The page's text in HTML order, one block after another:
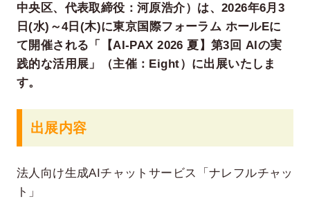
在宅率
66 %
2026年7月時点
社員数
1,290
2026年6月時点
中央区、代表取締役：河原浩介）は、2026年6月3
日(水)～4日(木)に東京国際フォーラム ホールEに
て開催される「【AI-PAX 2026 夏】第3回 AIの実
践的な活用展」（主催：Eight）に出展いたしま
す。
出展内容
法人向け生成AIチャットサービス「ナレフルチャッ
ト」